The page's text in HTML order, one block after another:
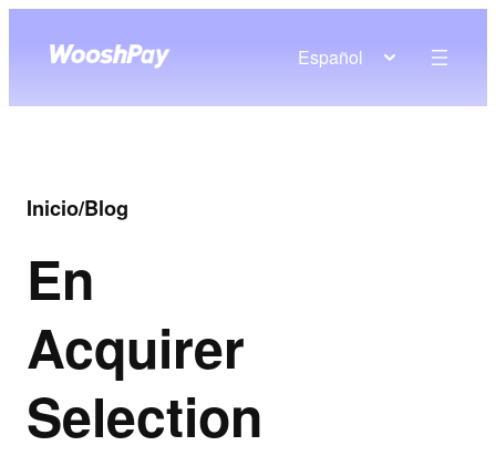
Español
Inicio/Blog
En
Acquirer
Selection